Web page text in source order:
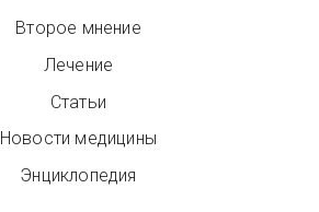
Второе мнение
Лечение
Статьи
Новости медицины
Энциклопедия